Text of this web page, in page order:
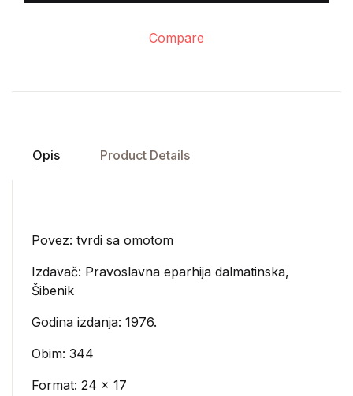
Compare
Opis Product Details
Povez: tvrdi sa omotom
Izdavač: Pravoslavna eparhija dalmatinska,
Šibenik
Godina izdanja: 1976.
Obim: 344
Format: 24 x 17